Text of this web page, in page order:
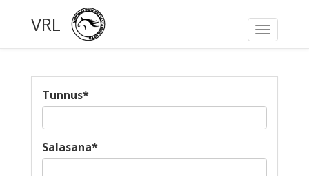
Toggle
VRL
Tunnus*
Salasana*